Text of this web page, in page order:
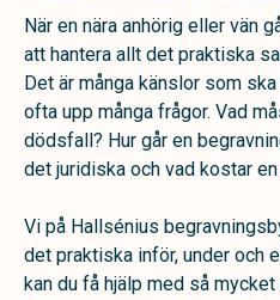
När en nära anhörig eller vän
att hantera allt det praktiska
Det är många känslor som
ofta upp många frågor. Vad
dödsfall? Hur går en
det juridiska och vad kostar
Vi på Hallsénius
det praktiska inför, under och
kan du få hjälp med så